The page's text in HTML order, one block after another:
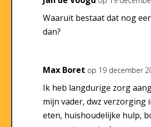
Waaruit bestaat dat nog
dan?
Max Boret op 19 december
Ik heb langdurige zorg
mijn vader, dwz verzorging
eten, huishoudelijke hulp,